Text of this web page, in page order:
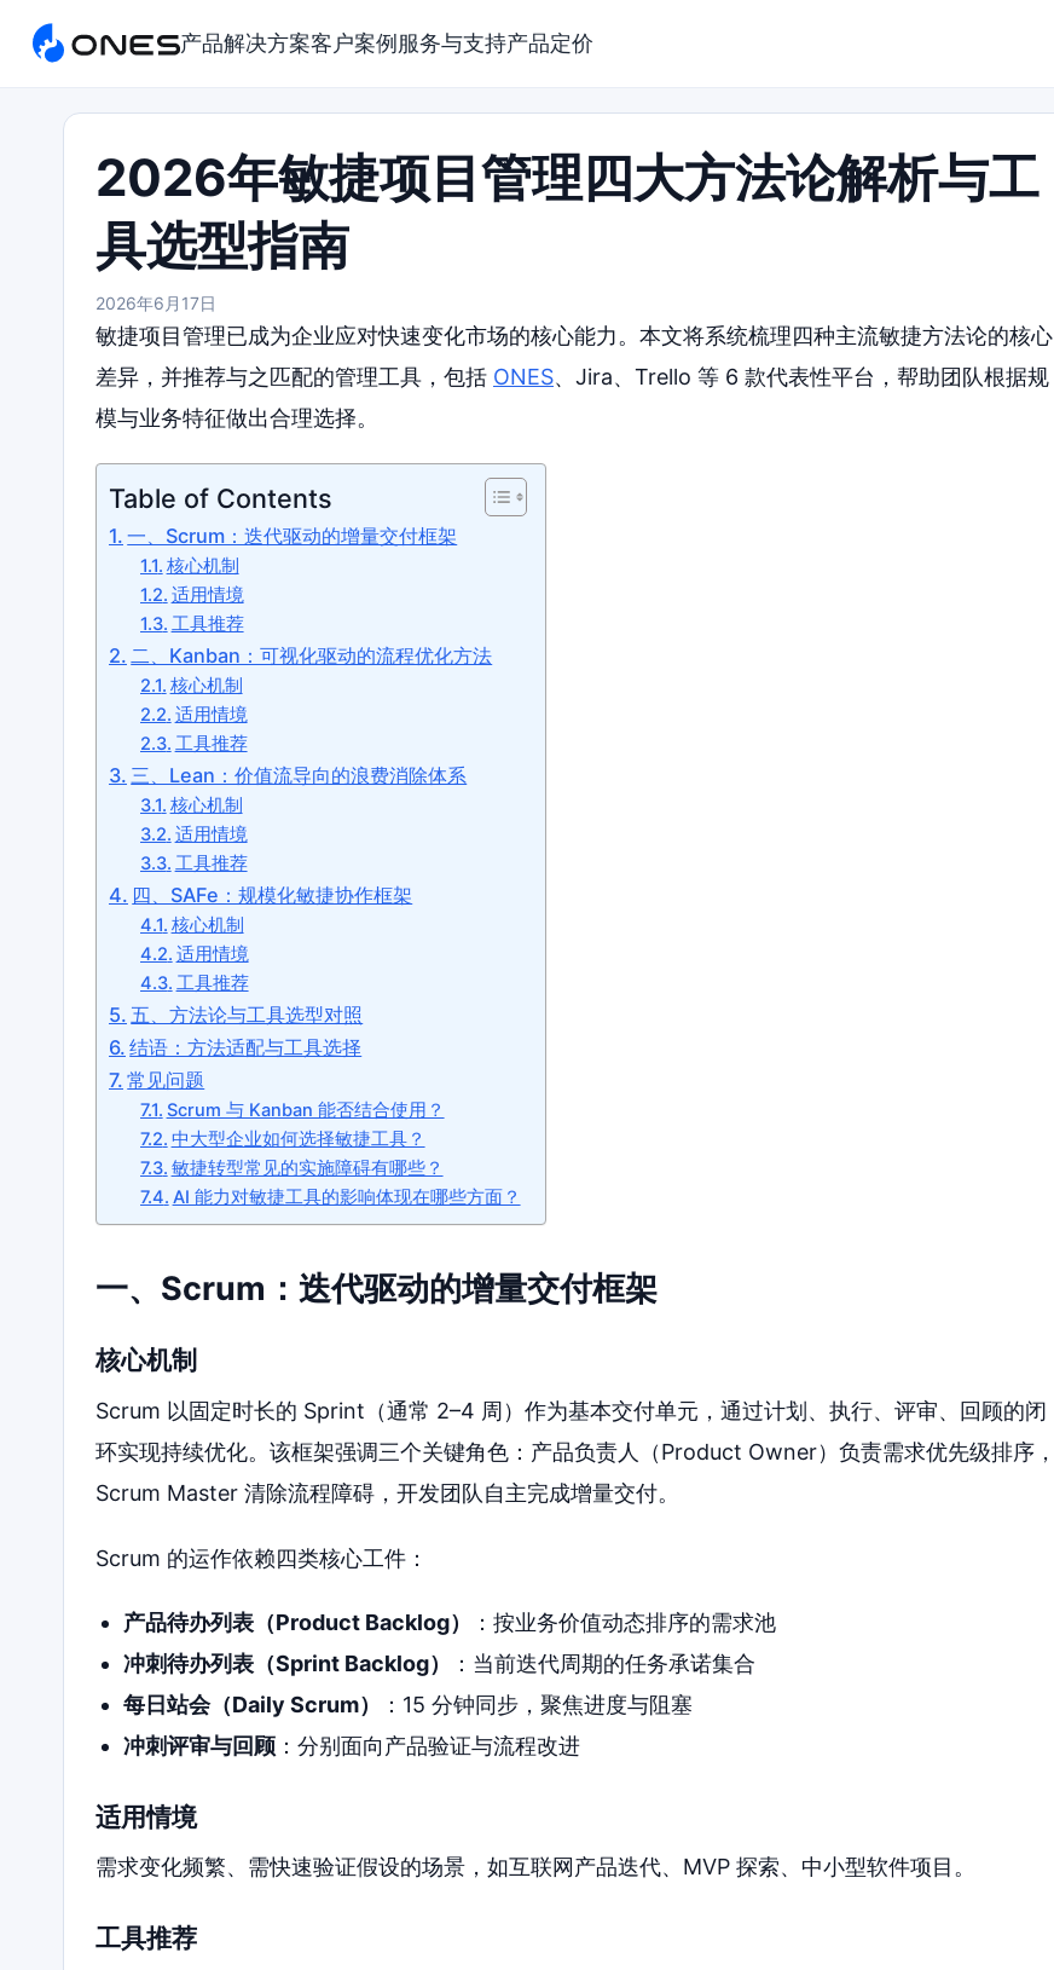
产品解决方案客户案例 服务与支持产品定价
2026年敏捷项目管理四大方法论解析与工
具选型指南
2026年6月17日
敏捷项目管理已成为企业应对快速变化市场的核心能力。本文将系统梳理四种主流敏捷方法论的核心
差异，并推荐与之匹配的管理工具，包括 ONES、Jira、Trello 等 6 款代表性平台，帮助团队根据规
模与业务特征做出合理选择。
Table of Contents
一、Scrum：迭代驱动的增量交付框架
核心机制
适用情境
工具推荐
二、Kanban：可视化驱动的流程优化方法
核心机制
适用情境
工具推荐
三、Lean：价值流导向的浪费消除体系
核心机制
适用情境
工具推荐
四、SAFe：规模化敏捷协作框架
核心机制
适用情境
工具推荐
五、方法论与工具选型对照
结语：方法适配与工具选择
常见问题
Scrum 与 Kanban 能否结合使用？
中大型企业如何选择敏捷工具？
敏捷转型常见的实施障碍有哪些？
AI 能力对敏捷工具的影响体现在哪些方面？
一、Scrum：迭代驱动的增量交付框架
核心机制
Scrum 以固定时长的 Sprint（通常 2–4 周）作为基本交付单元，通过计划、执行、评审、回顾的闭
环实现持续优化。该框架强调三个关键角色：产品负责人（Product Owner）负责需求优先级排序，
Scrum Master 清除流程障碍，开发团队自主完成增量交付。
Scrum 的运作依赖四类核心工件：
产品待办列表（Product Backlog）
：按业务价值动态排序的需求池
冲刺待办列表（Sprint Backlog）
：当前迭代周期的任务承诺集合
每日站会（Daily Scrum）
：15 分钟同步，聚焦进度与阻塞
冲刺评审与回顾：分别面向产品验证与流程改进
适用情境
需求变化频繁、需快速验证假设的场景，如互联网产品迭代、MVP 探索、中小型软件项目。
工具推荐